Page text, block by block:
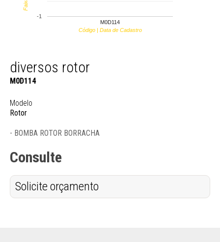
M0D114
-1
Código | Data de Cadastro
diversos rotor
M0D114
Modelo
Rotor
- BOMBA ROTOR BORRACHA
Consulte
Solicite orçamento